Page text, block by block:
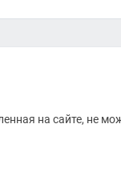
на сайте, не